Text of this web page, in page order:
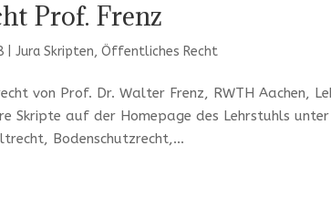
Prof. Frenz
|Jura Skripten,Öffentliches Recht
von Prof. Dr. Walter Frenz, RWTH Aachen,
Skripte auf der Homepage des Lehrstuhls
Bodenschutzrecht,...